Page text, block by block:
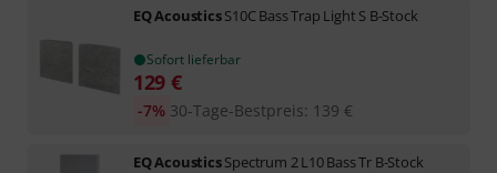
EQ AcousticsS10C Bass Trap Light S B-Stock
Sofort lieferbar
129 €
30-Tage-Bestpreis: 139 €
-7%
EQ AcousticsSpectrum 2 L10 Bass Tr B-Stock